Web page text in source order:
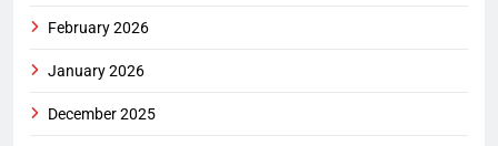
February 2026
January 2026
December 2025